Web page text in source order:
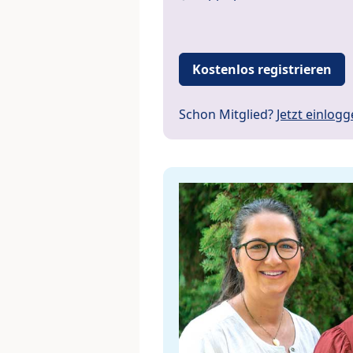
Kostenlos registrieren
Schon Mitglied? Jetzt